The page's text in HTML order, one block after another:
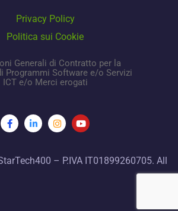
Privacy Policy
Politica sui Cookie
Generali di Contratto per la
Programmi Software e/o Servizi
ICT e/o Merci erogati
– P.IVA IT01899260705. All